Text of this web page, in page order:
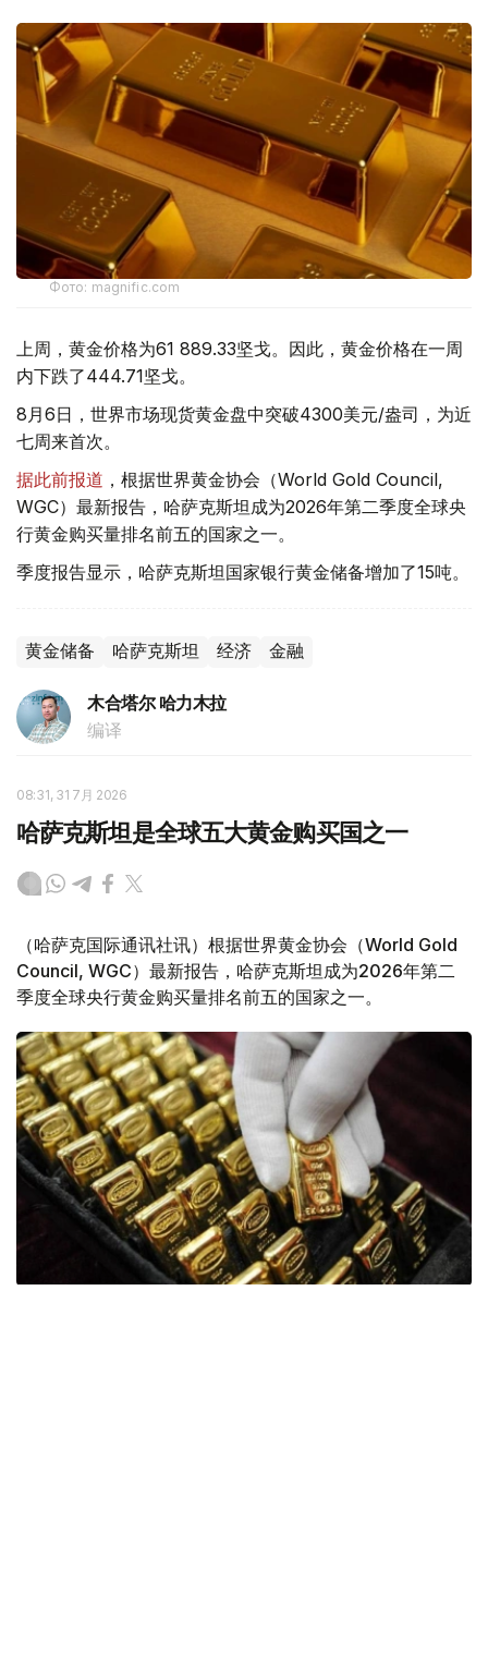
Фото: magnific.com
上周，黄金价格为61 889.33坚戈。因此，黄金价格在一周
内下跌了444.71坚戈。
8月6日，世界市场现货黄金盘中突破4300美元/盎司，为近
七周来首次。
据此前报道 ，根据世界黄金协会（World Gold Council,
WGC）最新报告，哈萨克斯坦成为2026年第二季度全球央
行黄金购买量排名前五的国家之一。
季度报告显示，哈萨克斯坦国家银行黄金储备增加了15吨。
黄金储备 哈萨克斯坦 经济 金融
木合塔尔 哈力木拉
编译
08:31, 31 7月 2026
哈萨克斯坦是全球五大黄金购买国之一
（哈萨克国际通讯社讯）根据世界黄金协会（World Gold
Council, WGC）最新报告，哈萨克斯坦成为2026年第二
季度全球央行黄金购买量排名前五的国家之一。